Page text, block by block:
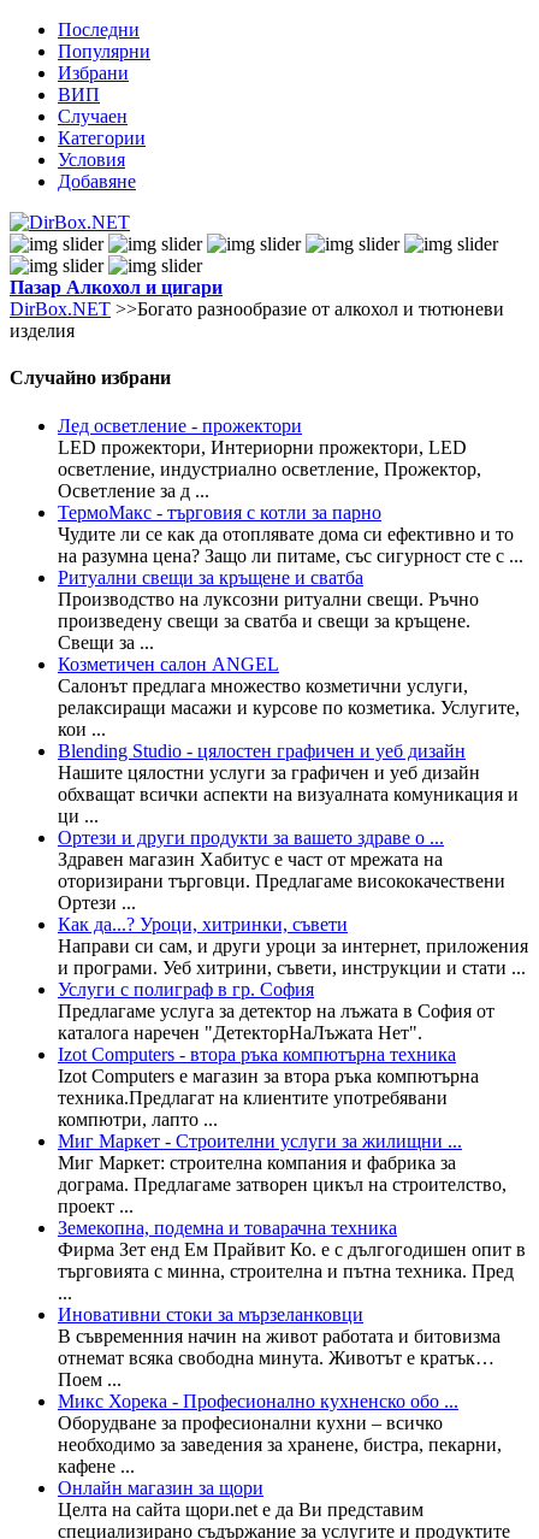
Последни
Популярни
Избрани
ВИП
Случаен
Категории
Условия
Добавяне
Пазар Алкохол и цигари
DirBox.NET >>Богато разнообразие от алкохол и тютюневи
изделия
Случайно избрани
Лед осветление - прожектори
LED прожектори, Интериорни прожектори, LED
осветление, индустриално осветление, Прожектор,
Осветление за д ...
ТермоМакс - търговия с котли за парно
Чудите ли се как да отоплявате дома си ефективно и то
на разумна цена? Защо ли питаме, със сигурност сте с ...
Ритуални свещи за кръщене и сватба
Производство на луксозни ритуални свещи. Ръчно
произведену свещи за сватба и свещи за кръщене.
Свещи за ...
Козметичен салон ANGEL
Салонът предлага множество козметични услуги,
релаксиращи масажи и курсове по козметика. Услугите,
кои ...
Blending Studio - цялостен графичен и уеб дизайн
Нашите цялостни услуги за графичен и уеб дизайн
обхващат всички аспекти на визуалната комуникация и
ци ...
Ортези и други продукти за вашето здраве о ...
Здравен магазин Хабитус е част от мрежата на
оторизирани търговци. Предлагаме висококачествени
Ортези ...
Как да...? Уроци, хитринки, съвети
Направи си сам, и други уроци за интернет, приложения
и програми. Уеб хитрини, съвети, инструкции и стати ...
Услуги с полиграф в гр. София
Предлагаме услуга за детектор на лъжата в София от
каталога наречен "ДетекторНаЛъжата Нет".
Izot Computers - втора ръка компютърна техника
Izot Computers е магазин за втора ръка компютърна
техника.Предлагат на клиентите употребявани
компютри, лапто ...
Миг Маркет - Строителни услуги за жилищни ...
Миг Маркет: строителна компания и фабрика за
дограма. Предлагаме затворен цикъл на строителство,
проект ...
Земекопна, подемна и товарачна техника
Фирма Зет енд Ем Прайвит Ко. е с дългогодишен опит в
търговията с минна, строителна и пътна техника. Пред
...
Иновативни стоки за мързеланковци
В съвременния начин на живот работата и битовизма
отнемат всяка свободна минута. Животът е кратък…
Поем ...
Микс Хорека - Професионално кухненско обо ...
Оборудване за професионални кухни – всичко
необходимо за заведения за хранене, бистра, пекарни,
кафене ...
Онлайн магазин за щори
Целта на сайта щори.net е да Ви представим
специализирано съдържание за услугите и продуктите